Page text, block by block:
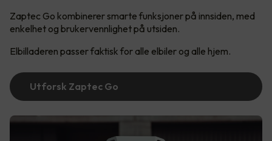
Zaptec Go kombinerer smarte funksjoner på innsiden, med
enkelhet og brukervennlighet på utsiden.
Elbilladeren passer faktisk for alle elbiler og alle hjem.
Utforsk Zaptec Go